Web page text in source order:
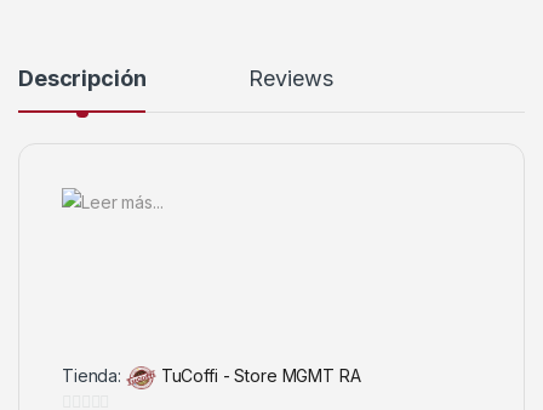
Descripción Reviews
Tienda: TuCoffi - Store MGMT RA